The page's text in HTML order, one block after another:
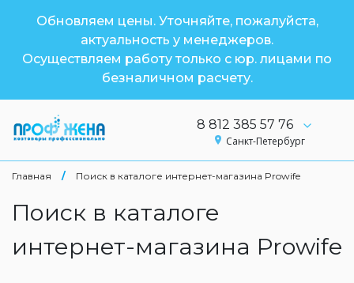
Обновляем цены. Уточняйте, пожалуйста,
актуальность у менеджеров.
Осуществляем работу только с юр. лицами по
безналичном расчету.
8 812 385 57 76
Санкт-Петербург
Главная / Поиск в каталоге интернет-магазина Prowife
Поиск в каталоге
интернет-магазина Prowife